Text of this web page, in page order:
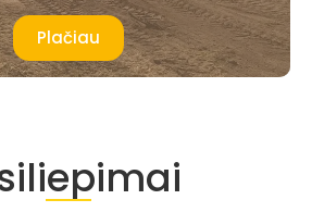
Plačiau